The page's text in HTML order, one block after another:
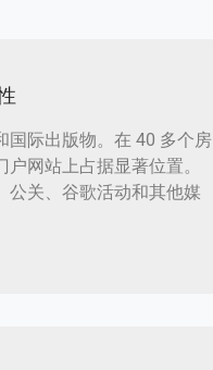
国际出版物。在 40 多个房
户网站上占据显著位置。
公关、谷歌活动和其他媒